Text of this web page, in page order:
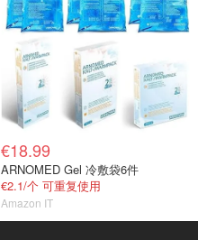
€18.99
ARNOMED Gel 冷敷袋6件
€2.1/个 可重复使用
Amazon IT